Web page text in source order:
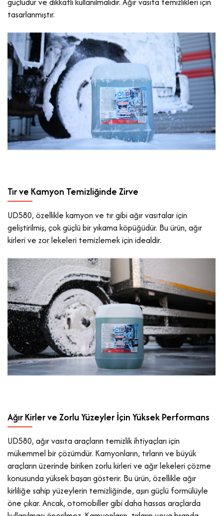
tasarlanmıştır.
Tır ve Kamyon Temizliğinde Zirve
UD580, özellikle kamyon ve tır gibi ağır vasıtalar için
geliştirilmiş, çok güçlü bir yıkama köpüğüdür. Bu ürün, ağır
kirleri ve zor lekeleri temizlemek için idealdir.
Ağır Kirler ve Zorlu Yüzeyler İçin Yüksek Performans
UD580, ağır vasıta araçların temizlik ihtiyaçları için
mükemmel bir çözümdür. Kamyonların, tırların ve büyük
araçların üzerinde biriken zorlu kirleri ve ağır lekeleri çözme
konusunda yüksek başarı gösterir. Bu ürün, özellikle ağır
kirliliğe sahip yüzeylerin temizliğinde, aşırı güçlü formülüyle
öne çıkar. Ancak, otomobiller gibi daha hassas araçlarda